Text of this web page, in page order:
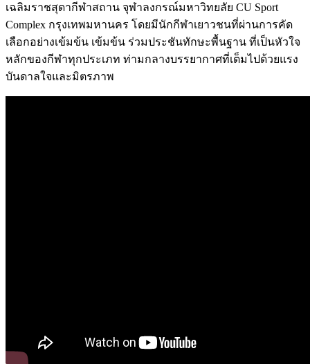
เฉลิมราชสุดากีฬาสถาน จุฬาลงกรณ์มหาวิทยลัย CU Sport
Complex กรุงเทพมหานคร โดยมีนักกีฬาเยาวชนที่ผ่านการคัด
เลือกอย่างเข้มข้น เข้มข้น ร่วมประชันทักษะพื้นฐาน ที่เป็นหัวใจ
หลักของกีฬาทุกประเภท ท่ามกลางบรรยากาศที่เต็มไปด้วยแรง
บันดาลใจและมิตรภาพ